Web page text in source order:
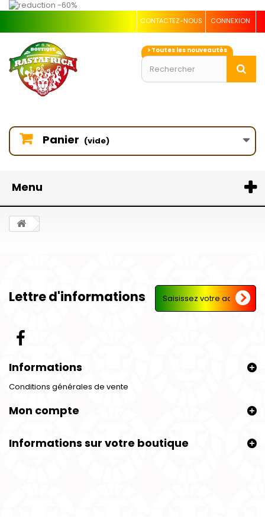
CONNEXION
CONTACTEZ-NOUS
> Toutes les nouveautés
Panier (vide)
Menu
Lettre d'informations
Informations
Conditions générales de vente
Mon compte
Informations sur votre boutique